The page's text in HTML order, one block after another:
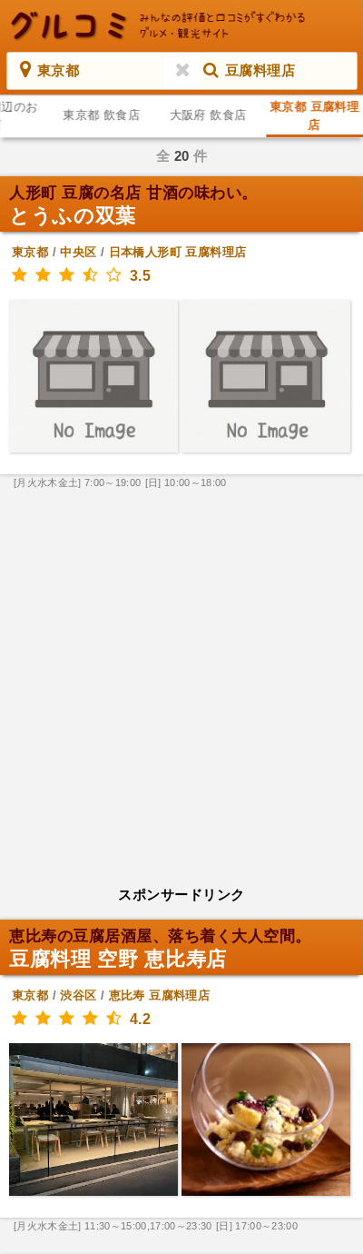
東京都 豆腐料理店
のお
東京都 飲食店 大阪府 飲食店
東京都 豆腐料理
店
全 20 件
人形町 豆腐の名店 甘酒の味わい。
とうふの双葉
東京都 /中央区 / 日本橋人形町 豆腐料理店
3.5
[月火水木金土] 7:00～19:00 [日] 10:00～18:00
スポンサードリンク
恵比寿の豆腐居酒屋、落ち着く大人空間。
豆腐料理 空野 恵比寿店
東京都 /渋谷区 / 恵比寿 豆腐料理店
4.2
[月火水木金土] 11:30～15:00,17:00～23:30 [日] 17:00～23:00